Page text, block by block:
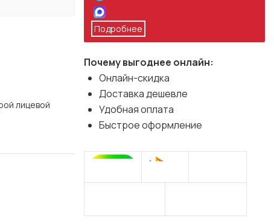
Подробнее
Почему выгоднее онлайн:
Онлайн-скидка
Доставка дешевле
Удобная оплата
Быстрое оформление
лицевой